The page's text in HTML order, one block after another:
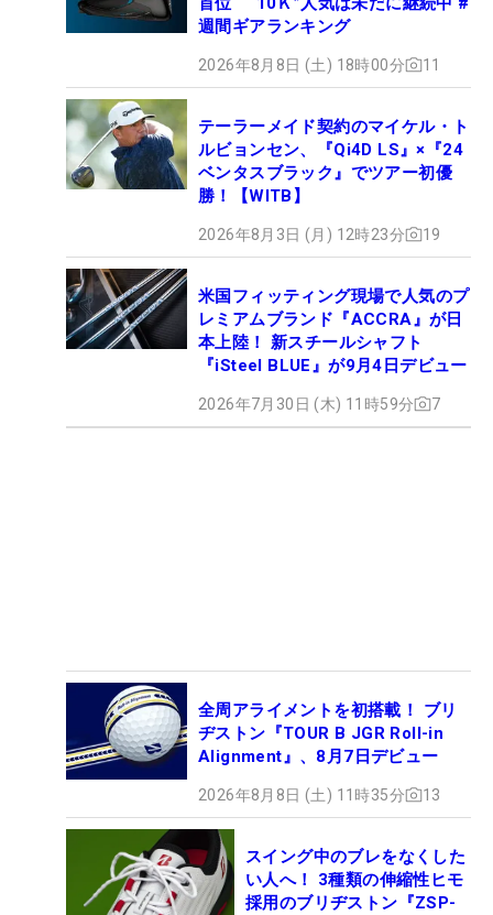
週間ギアランキング
2026年8月8日 (土) 18時00分 11
テーラーメイド契約のマイケル・ト
ルビョンセン、『Qi4D LS』×『24
ベンタスブラック』でツアー初優
勝！【WITB】
2026年8月3日 (月) 12時23分 19
米国フィッティング現場で人気のプ
レミアムブランド『ACCRA』が日
本上陸！ 新スチールシャフト
『iSteel BLUE』が9月4日デビュー
2026年7月30日 (木) 11時59分 7
全周アライメントを初搭載！ ブリ
ヂストン『TOUR B JGR Roll-in
Alignment』、8月7日デビュー
2026年8月8日 (土) 11時35分 13
スイング中のブレをなくした
い人へ！ 3種類の伸縮性ヒモ
採用のブリヂストン『ZSP-